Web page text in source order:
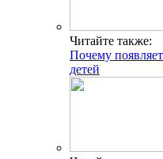
Читайте также:
Почему
детей